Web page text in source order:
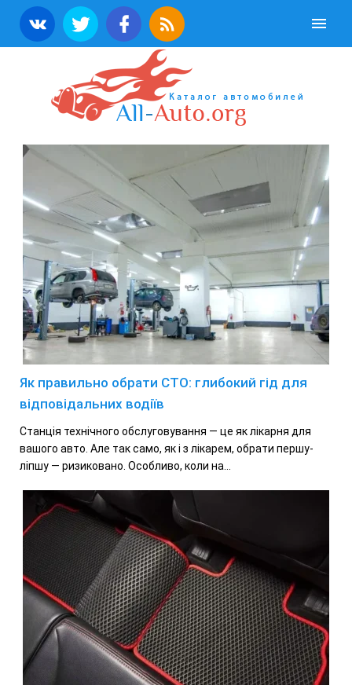
Як правильно обрати СТО: глибокий гід для
відповідальних водіїв
Станція технічного обслуговування — це як лікарня для
вашого авто. Але так само, як і з лікарем, обрати першу-
ліпшу — ризиковано. Особливо, коли на...